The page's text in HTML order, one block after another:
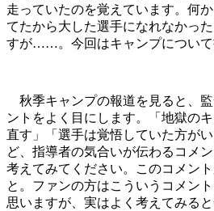
走っていたのを覚えています。何
てたから大した選手になれなかっ
すが……。今回はキャンプについて
秋季キャンプの報道を見ると、
ントをよく目にします。「地獄の
直す」「選手は覚悟していた方が
ど、指導者の気合いが伝わるコメ
考えてみてください。このコメン
と。ファンの方はこういうコメン
思いますが、実はよく考えてみる